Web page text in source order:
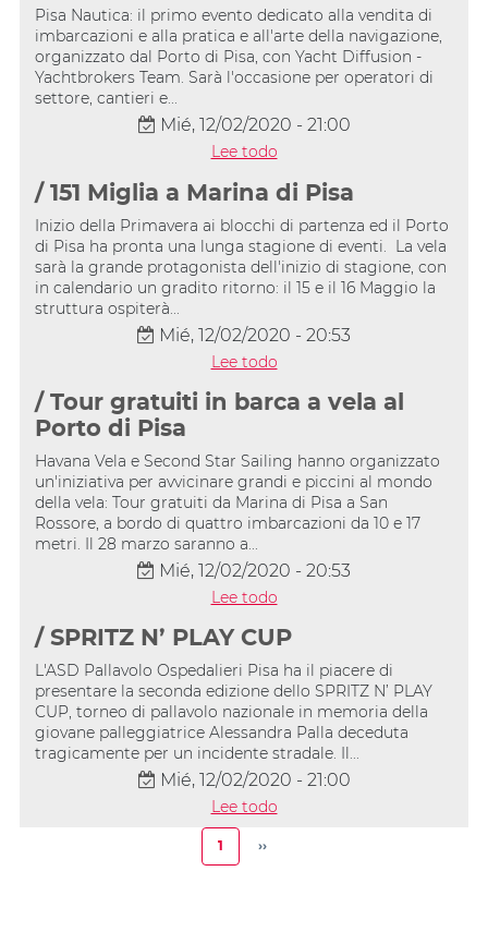
Pisa Nautica: il primo evento dedicato alla vendita di
imbarcazioni e alla pratica e all'arte della navigazione,
organizzato dal Porto di Pisa, con Yacht Diffusion -
Yachtbrokers Team. Sarà l'occasione per operatori di
settore, cantieri e...
Mié, 12/02/2020 - 21:00
Lee todo
/ 151 Miglia a Marina di Pisa
Inizio della Primavera ai blocchi di partenza ed il Porto
di Pisa ha pronta una lunga stagione di eventi. La vela
sarà la grande protagonista dell'inizio di stagione, con
in calendario un gradito ritorno: il 15 e il 16 Maggio la
struttura ospiterà...
Mié, 12/02/2020 - 20:53
Lee todo
/ Tour gratuiti in barca a vela al
Porto di Pisa
Havana Vela e Second Star Sailing hanno organizzato
un'iniziativa per avvicinare grandi e piccini al mondo
della vela: Tour gratuiti da Marina di Pisa a San
Rossore, a bordo di quattro imbarcazioni da 10 e 17
metri. Il 28 marzo saranno a...
Mié, 12/02/2020 - 20:53
Lee todo
/ SPRITZ N’ PLAY CUP
L'ASD Pallavolo Ospedalieri Pisa ha il piacere di
presentare la seconda edizione dello SPRITZ N’ PLAY
CUP, torneo di pallavolo nazionale in memoria della
giovane palleggiatrice Alessandra Palla deceduta
tragicamente per un incidente stradale. Il...
Mié, 12/02/2020 - 21:00
Lee todo
Paginación
Página
actual
1
Siguiente
››